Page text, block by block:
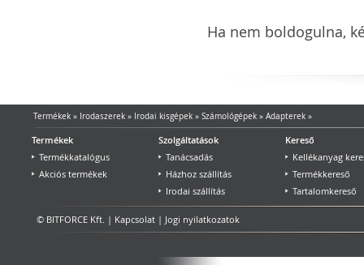
Ha nem boldogulna,
Termékek» Irodaszerek» Irodai kisgépek» Számológépek» Adapterek»
Termékek
Termékkatalógus
Akciós termékek
Szolgáltatások
Tanácsadás
Házhoz szállítás
Irodai szállítás
Kereső
Kellékanyag
Termékkereső
Tartalomkereső
© BITFORCE Kft. | Kapcsolat | Jogi nyilatkozatok